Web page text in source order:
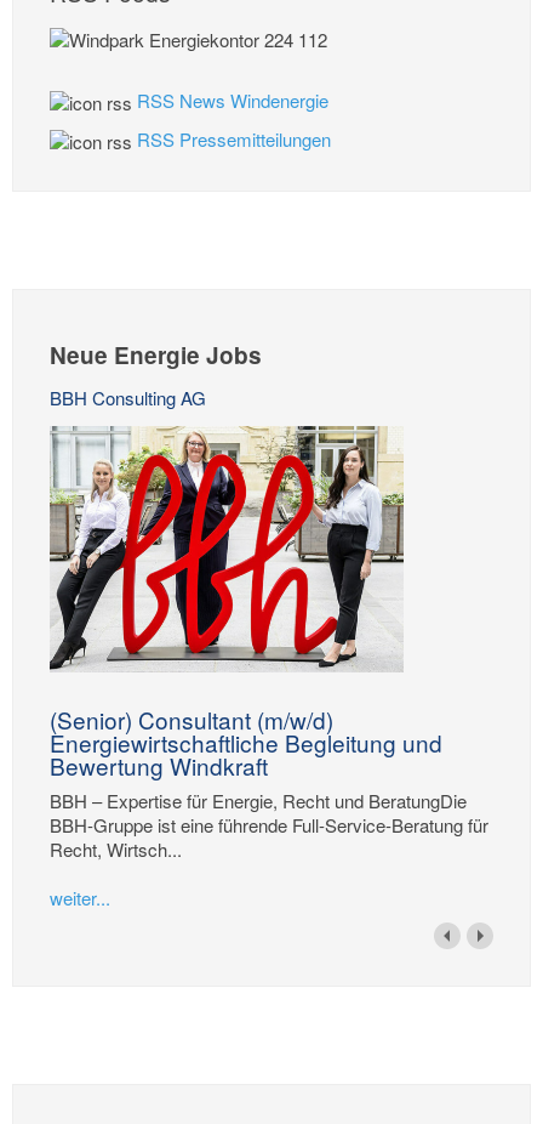
RSS News Windenergie
RSS Pressemitteilungen
Neue Energie Jobs
BBH Consulting AG
(Senior) Consultant (m/w/d)
Energiewirtschaftliche Begleitung und
Bewertung Windkraft
BBH – Expertise für Energie, Recht und BeratungDie
BBH-Gruppe ist eine führende Full-Service-Beratung für
Recht, Wirtsch...
weiter...